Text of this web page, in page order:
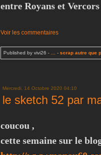
entre Royans et Vercors
Voir les commentaires
Published by vivi26 - - scrap autre que
Mercredi, 14 Octobre 2020 04:10
le sketch 52 par
coucou ,
cette semaine sur le